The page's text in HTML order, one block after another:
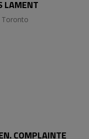
LAMENT
Toronto
COMPLAINTE